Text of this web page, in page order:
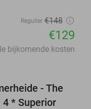
Regulier €148
€129
bijkomende kosten
- The
4 * Superior